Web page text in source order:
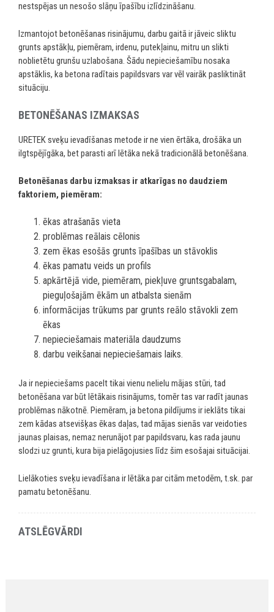
nestspējas un nesošo slāņu īpašību izlīdzināšanu.
Izmantojot betonēšanas risinājumu, darbu gaitā ir jāveic sliktu
grunts apstākļu, piemēram, irdenu, putekļainu, mitru un slikti
noblietētu grunšu uzlabošana. Šādu nepieciešamību nosaka
apstāklis, ka betona radītais papildsvars var vēl vairāk pasliktināt
situāciju.
BETONĒŠANAS IZMAKSAS
URETEK sveķu ievadīšanas metode ir ne vien ērtāka, drošāka un
ilgtspējīgāka, bet parasti arī lētāka nekā tradicionālā betonēšana.
Betonēšanas darbu izmaksas ir atkarīgas no daudziem
faktoriem, piemēram:
ēkas atrašanās vieta
problēmas reālais cēlonis
zem ēkas esošās grunts īpašības un stāvoklis
ēkas pamatu veids un profils
apkārtējā vide, piemēram, piekļuve gruntsgabalam,
pieguļošajām ēkām un atbalsta sienām
informācijas trūkums par grunts reālo stāvokli zem
ēkas
nepieciešamais materiāla daudzums
darbu veikšanai nepieciešamais laiks.
Ja ir nepieciešams pacelt tikai vienu nelielu mājas stūri, tad
betonēšana var būt lētākais risinājums, tomēr tas var radīt jaunas
problēmas nākotnē. Piemēram, ja betona pildījums ir ieklāts tikai
zem kādas atsevišķas ēkas daļas, tad mājas sienās var veidoties
jaunas plaisas, nemaz nerunājot par papildsvaru, kas rada jaunu
slodzi uz grunti, kura bija pielāgojusies līdz šim esošajai situācijai.
Lielākoties sveķu ievadīšana ir lētāka par citām metodēm, t.sk. par
pamatu betonēšanu.
ATSLĒGVĀRDI